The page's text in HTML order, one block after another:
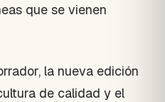
que se vienen
la nueva edición
de calidad y el